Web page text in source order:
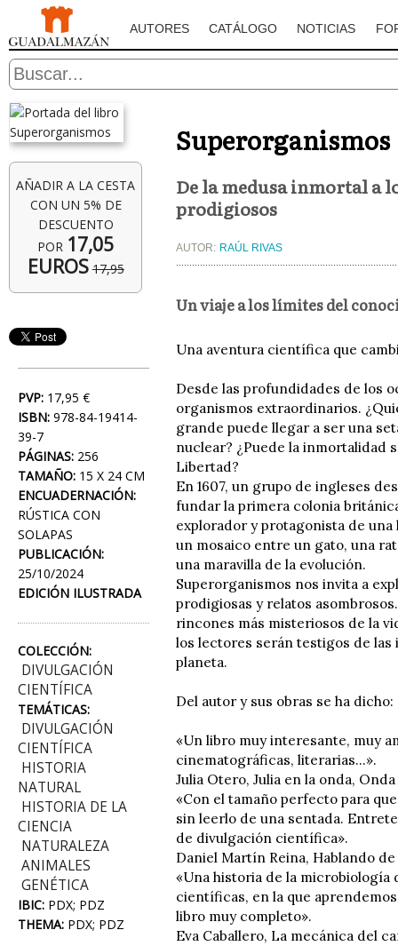
AUTORES CATÁLOGO NOTICIAS
AÑADIR A LA CESTA
CON UN 5% DE
DESCUENTO
POR 17,05
EUROS 17,95
PVP: 17,95 €
ISBN: 978-84-19414-
39-7
PÁGINAS: 256
TAMAÑO: 15 X 24 CM
ENCUADERNACIÓN:
RÚSTICA CON
SOLAPAS
PUBLICACIÓN:
25/10/2024
EDICIÓN ILUSTRADA
COLECCIÓN:
DIVULGACIÓN
CIENTÍFICA
TEMÁTICAS:
DIVULGACIÓN
CIENTÍFICA
HISTORIA
NATURAL
HISTORIA DE LA
CIENCIA
NATURALEZA
ANIMALES
GENÉTICA
IBIC: PDX; PDZ
THEMA: PDX; PDZ
Superorganismos
De la medusa inmortal a
prodigiosos
AUTOR: RAÚL RIVAS
Un viaje a los límites del
Una aventura científica que
Desde las profundidades de los
organismos extraordinarios.
grande puede llegar a ser una
nuclear? ¿Puede la inmortalidad
Libertad?
En 1607, un grupo de ingleses
fundar la primera colonia
explorador y protagonista de
un mosaico entre un gato, una
una maravilla de la evolución.
Superorganismos nos invita a
prodigiosas y relatos
rincones más misteriosos de la
los lectores serán testigos de
planeta.
Del autor y sus obras se ha dicho:
«Un libro muy interesante, muy
cinematográficas, literarias...».
Julia Otero, Julia en la onda,
«Con el tamaño perfecto para
sin leerlo de una sentada.
de divulgación científica».
Daniel Martín Reina, Hablando
«Una historia de la microbiología
científicas, en la que
libro muy completo».
Eva Caballero, La mecánica del